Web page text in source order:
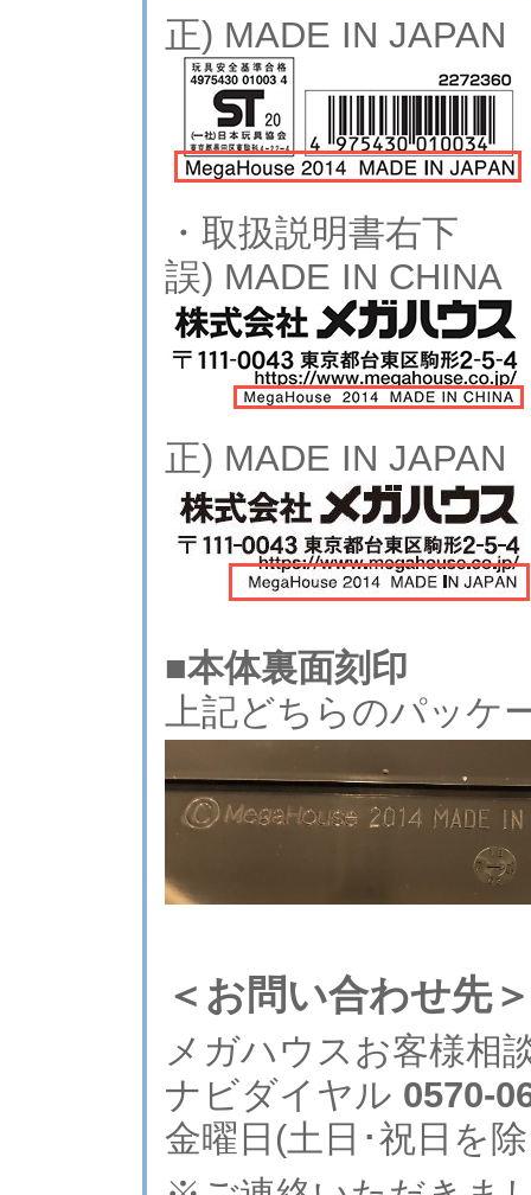
正) MADE IN
・取扱説明書右下
誤) MADE IN CHINA
正) MADE IN
■本体裏面刻印
上記どちらのパッケ
＜お問い合わせ先＞
メガハウスお客様相
ナビダイヤル 0570-
金曜日(土日･祝日を